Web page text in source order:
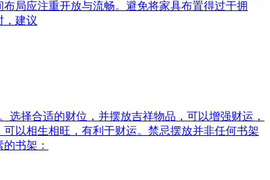
局应注重开放与流畅。避免将家具布置得过于拥
，建议
择合适的财位，并摆放吉祥物品，可以增强财运，
以相生相旺，有利于财运。禁忌摆放并非任何书架
书架：